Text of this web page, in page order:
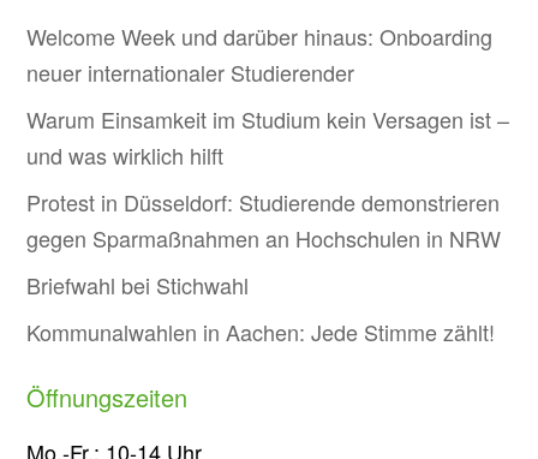
Welcome Week und darüber hinaus: Onboarding
neuer internationaler Studierender
Warum Einsamkeit im Studium kein Versagen ist –
und was wirklich hilft
Protest in Düsseldorf: Studierende demonstrieren
gegen Sparmaßnahmen an Hochschulen in NRW
Briefwahl bei Stichwahl
Kommunalwahlen in Aachen: Jede Stimme zählt!
Öffnungszeiten
Mo.-Fr.: 10-14 Uhr